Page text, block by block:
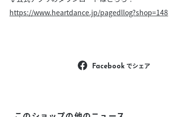
https://www.heartdance.jp/pagedllog?shop=148
Facebook でシェア